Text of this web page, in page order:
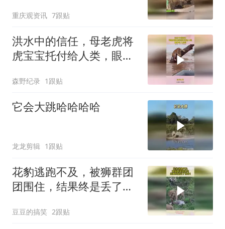
系了工作人员
重庆观资讯 7跟贴
洪水中的信任，母老虎将
虎宝宝托付给人类，眼神
森野纪录 1跟贴
它会大跳哈哈哈哈
龙龙剪辑 1跟贴
花豹逃跑不及，被狮群团
团围住，结果终是丢了性
豆豆的搞笑 2跟贴